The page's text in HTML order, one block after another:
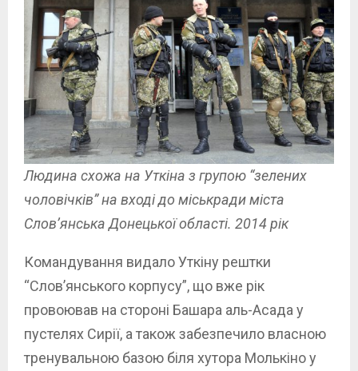
Людина схожа на Уткіна з групою “зелених
чоловічків” на вході до міськради міста
Слов’янська Донецької області. 2014 рік
Командування видало Уткіну рештки
“Слов’янського корпусу”, що вже рік
провоював на стороні Башара аль-Асада у
пустелях Сирії, а також забезпечило власною
тренувальною базою біля хутора Молькіно у